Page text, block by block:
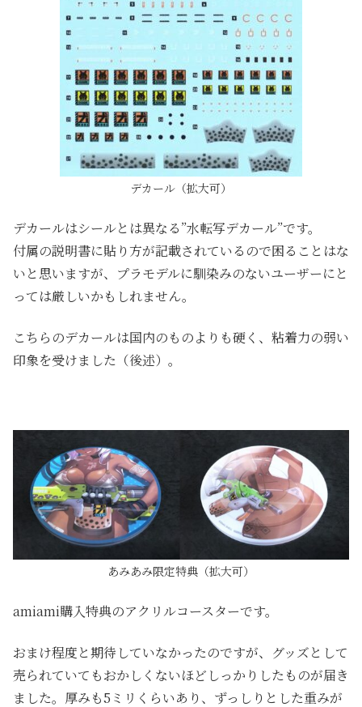
デカール（拡大可）
デカールはシールとは異なる”水転写デカール”です。
付属の説明書に貼り方が記載されているので困ることはな
いと思いますが、プラモデルに馴染みのないユーザーにと
っては厳しいかもしれません。
こちらのデカールは国内のものよりも硬く、粘着力の弱い
印象を受けました（後述）。
あみあみ限定特典（拡大可）
amiami購入特典のアクリルコースターです。
おまけ程度と期待していなかったのですが、グッズとして
売られていてもおかしくないほどしっかりしたものが届き
ました。厚みも5ミリくらいあり、ずっしりとした重みが